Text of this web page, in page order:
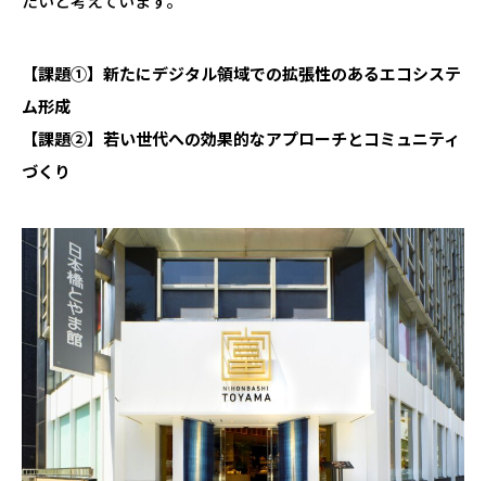
【課題①】新たにデジタル領域での拡張性のあるエコシステ
ム形成
【課題②】若い世代への効果的なアプローチとコミュニティ
づくり